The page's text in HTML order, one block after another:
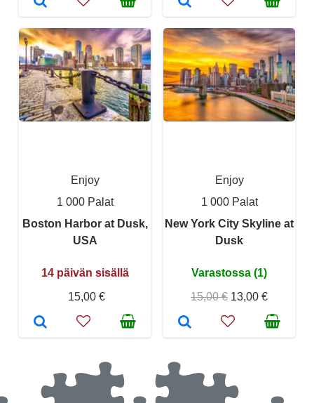
Enjoy
1 000 Palat
Boston Harbor at Dusk,
USA
14 päivän sisällä
15,00 €
Enjoy
1 000 Palat
New York City Skyline at
Dusk
Varastossa (1)
15,00 € 13,00 €